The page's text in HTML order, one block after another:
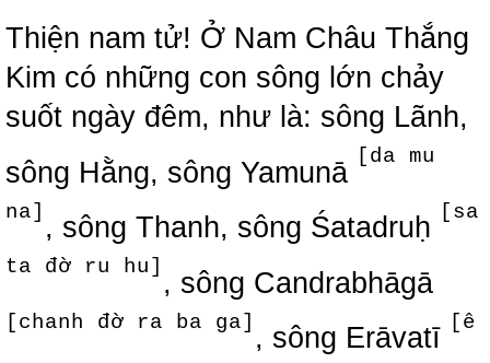
Thiện nam tử! Ở Nam Châu Thắng
Kim có những con sông lớn chảy
suốt ngày đêm, như là: sông Lãnh,
sông Hằng, sông Yamunā [da mu
na] , sông Thanh, sông Śatadruḥ [sa
ta đờ ru hu] , sông Candrabhāgā
[chanh đờ ra ba ga] , sông Erāvatī [ê